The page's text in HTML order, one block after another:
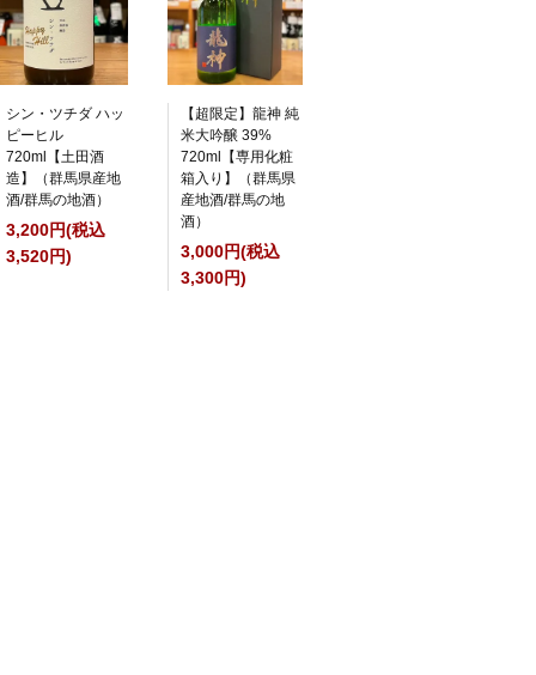
シン・ツチダ ハッ
ピーヒル
720ml【土田酒
造】（群馬県産地
酒/群馬の地酒）
3,200円(税込
3,520円)
【超限定】龍神 純
米大吟醸 39%
720ml【専用化粧
箱入り】（群馬県
産地酒/群馬の地
酒）
3,000円(税込
3,300円)